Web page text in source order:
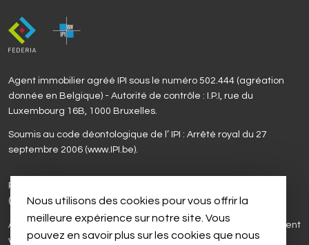
Agent immobilier agréé IPI sous le numéro 502.444 (agréation
donnée en Belgique) - Autorité de contrôle : I.P.I, rue du
Luxembourg 16B, 1000 Bruxelles.
Soumis au code déontologique de l’ IPI : Arrêté royal du 27
septembre 2006 (www.IPI.be).
Responsable anti-blanchiment : Madame Fabienne Pierrée
(0477/77.90.90).
Assurance responsabilité civile professionnelle et cautionnement
via AXA Belgium SA (Marsch) - Police n° 730.390.159.
Nous utilisons des cookies pour vous offrir la
meilleure expérience sur notre site. Vous
pouvez en savoir plus sur les cookies que nous